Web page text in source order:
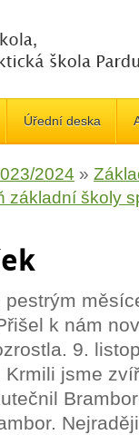
Úřední deska
2024 »
základní školy
k nám
9.
jsme